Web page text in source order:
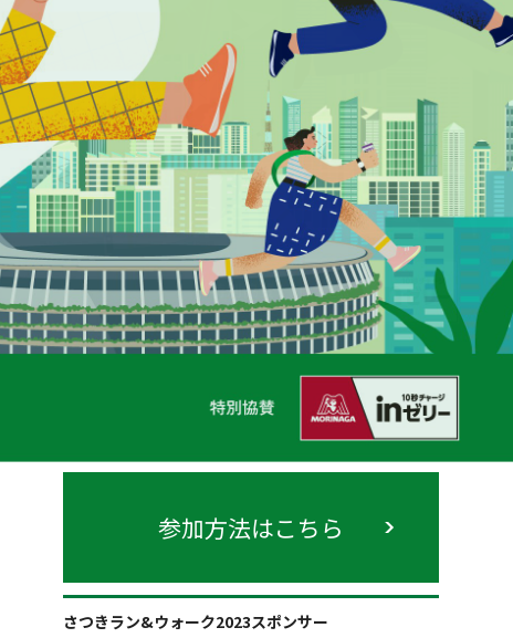
参加方法はこちら
さつきラン&ウォーク2023スポンサー